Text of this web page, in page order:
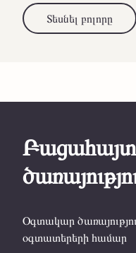
Տեսնել բոլորը
Օգտակար
օգտատերերի համար